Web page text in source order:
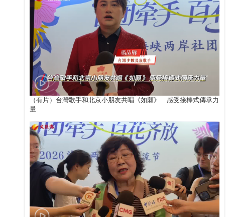
（有片）台灣歌手和北京小朋友共唱《如願》 感受接棒式傳承力
量